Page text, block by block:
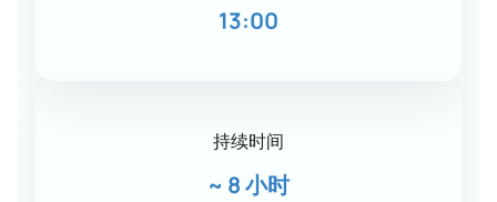
13:00
持续时间
~ 8 小时